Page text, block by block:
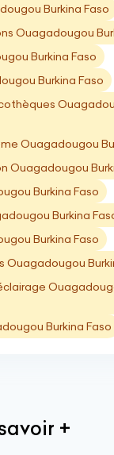
Burkina Faso
Ouagadougou
Burkina Faso
Burkina Faso
Ouagadougou
Ouagadougou
Burkina Faso
Burkina
Burkina Faso
Ouagadougou
Burkina Faso
+